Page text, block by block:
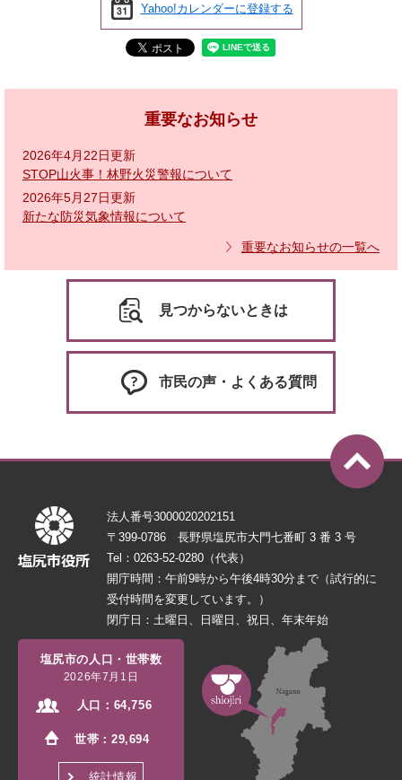
Yahoo!カレンダーに登録する
重要なお知らせ
2026年4月22日更新
STOP山火事！林野火災警報について
2026年5月27日更新
新たな防災気象情報について
重要なお知らせの一覧へ
見つからないときは
市民の声・よくある質問
法人番号3000020202151
〒399-0786 長野県塩尻市大門七番町 3 番 3 号
Tel：0263-52-0280（代表）
開庁時間：午前9時から午後4時30分まで（試行的に
受付時間を変更しています。）
閉庁日：土曜日、日曜日、祝日、年末年始
塩尻市の人口・世帯数
2026年7月1日
人口： 64,756
世帯：29,694
統計情報